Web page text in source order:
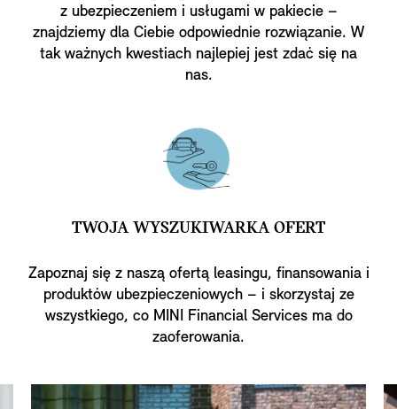
z ubezpieczeniem i usługami w pakiecie –
znajdziemy dla Ciebie odpowiednie rozwiązanie. W
tak ważnych kwestiach najlepiej jest zdać się na
nas.
TWOJA WYSZUKIWARKA OFERT
Zapoznaj się z naszą ofertą leasingu, finansowania i
produktów ubezpieczeniowych – i skorzystaj ze
wszystkiego, co MINI Financial Services ma do
zaoferowania.